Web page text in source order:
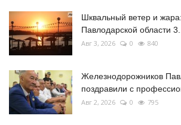
Шквальный ветер и
Павлодарской области 3...
Авг 3, 2026 0 840
Железнодорожников
поздравили с
Авг 2, 2026 0 795